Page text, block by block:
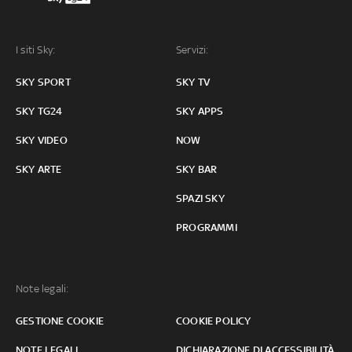
I siti Sky:
SKY SPORT
SKY TG24
SKY VIDEO
SKY ARTE
Servizi:
SKY TV
SKY APPS
NOW
SKY BAR
SPAZI SKY
PROGRAMMI
Note legali:
GESTIONE COOKIE COOKIE POLICY